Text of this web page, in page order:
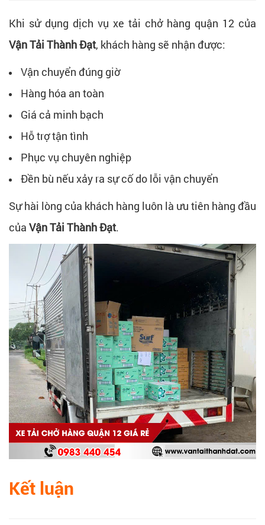
Khi sử dụng dịch vụ xe tải chở hàng quận 12 của
Vận Tải Thành Đạt, khách hàng sẽ nhận được:
Vận chuyển đúng giờ
Hàng hóa an toàn
Giá cả minh bạch
Hỗ trợ tận tình
Phục vụ chuyên nghiệp
Đền bù nếu xảy ra sự cố do lỗi vận chuyển
Sự hài lòng của khách hàng luôn là ưu tiên hàng đầu
của Vận Tải Thành Đạt.
Kết luận